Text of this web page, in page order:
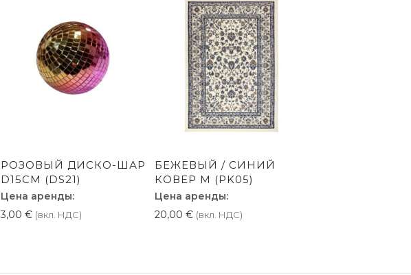
РОЗОВЫЙ ДИСКО-ШАР
D15CM (DS21)
Цена аренды:
3,00 € (вкл. НДС)
БЕЖЕВЫЙ / СИНИЙ
КОВЕР M (PK05)
Цена аренды:
20,00 € (вкл. НДС)